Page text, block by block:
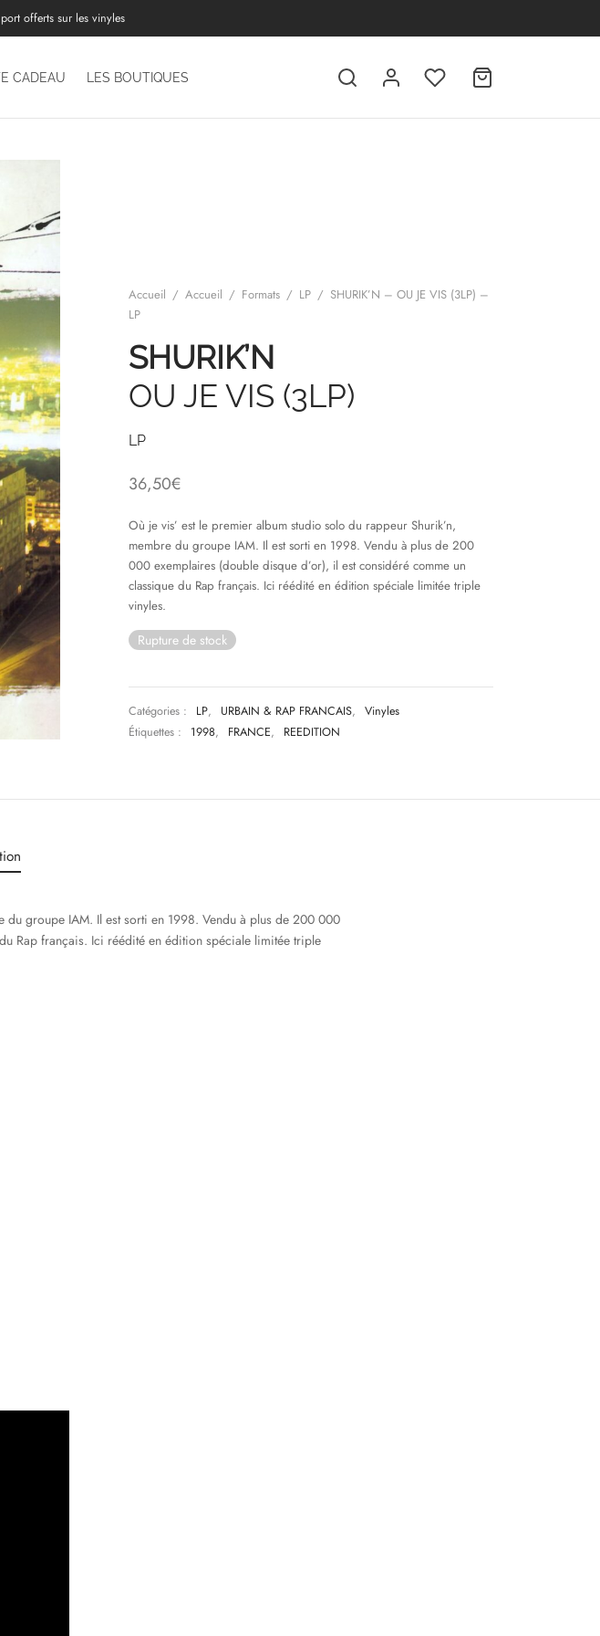
offerts sur les vinyles
CADEAU LES BOUTIQUES
Accueil / Accueil / Formats / LP / SHURIK’N – OU JE VIS (3LP) –
LP
SHURIK’N
OU JE VIS (3LP)
LP
36,50€
Où je vis’ est le premier album studio solo du rappeur Shurik’n,
membre du groupe IAM. Il est sorti en 1998. Vendu à plus de 200
000 exemplaires (double disque d’or), il est considéré comme un
classique du Rap français. Ici réédité en édition spéciale limitée triple
vinyles.
Rupture de stock
Catégories : LP, URBAIN & RAP FRANCAIS,
Vinyles
Étiquettes :
1998, FRANCE, REEDITION
du groupe IAM. Il est sorti en 1998. Vendu à plus de 200 000
Rap français. Ici réédité en édition spéciale limitée triple